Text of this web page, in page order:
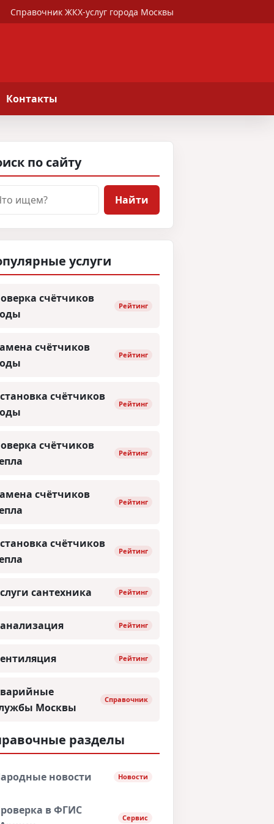
Справочник ЖКХ-услуг города Москвы
Контакты
по сайту
Найти
услуги
счётчиков
Рейтинг
счётчиков
Рейтинг
счётчиков
Рейтинг
счётчиков
Рейтинг
счётчиков
Рейтинг
счётчиков
Рейтинг
сантехника Рейтинг
Рейтинг
Рейтинг
Москвы
Справочник
разделы
новости Новости
в ФГИС
Сервис